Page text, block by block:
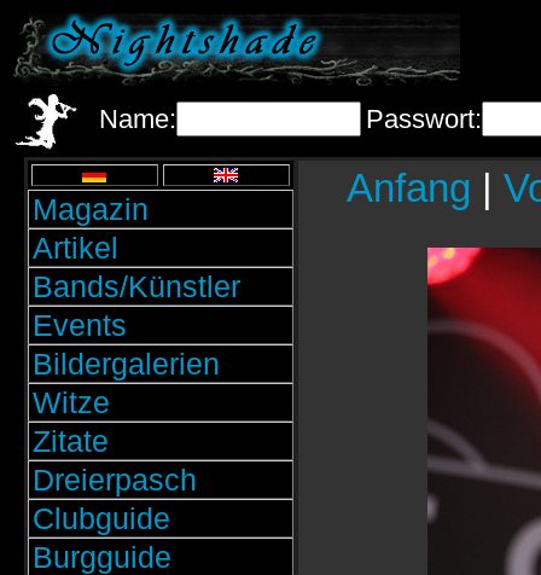
Name: Passwort:
Magazin
Artikel
Bands/Künstler
Events
Bildergalerien
Witze
Zitate
Dreierpasch
Clubguide
Burgguide
Anfang |